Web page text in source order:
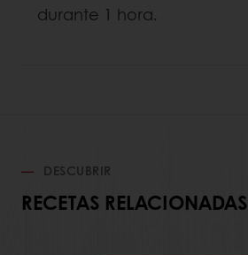
durante 1 hora.
DESCUBRIR
RECETAS RELACIONADAS